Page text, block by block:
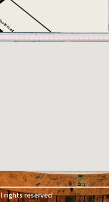
rights reserved